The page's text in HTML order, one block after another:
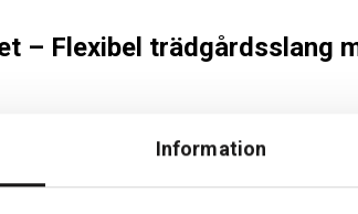
Information
– Flexibel trädgårdsslang